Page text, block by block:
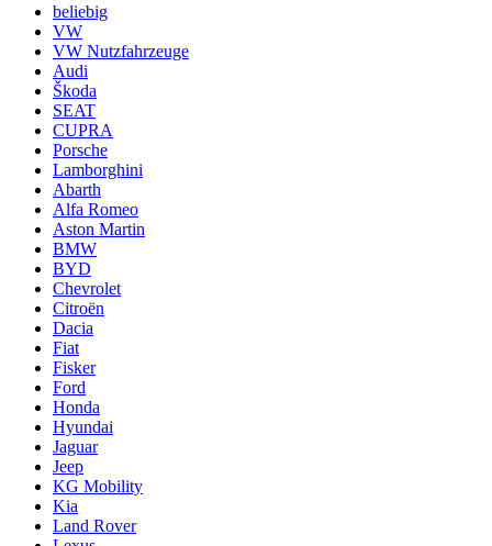
beliebig
VW
VW Nutzfahrzeuge
Audi
Škoda
SEAT
CUPRA
Porsche
Lamborghini
Abarth
Alfa Romeo
Aston Martin
BMW
BYD
Chevrolet
Citroën
Dacia
Fiat
Fisker
Ford
Honda
Hyundai
Jaguar
Jeep
KG Mobility
Kia
Land Rover